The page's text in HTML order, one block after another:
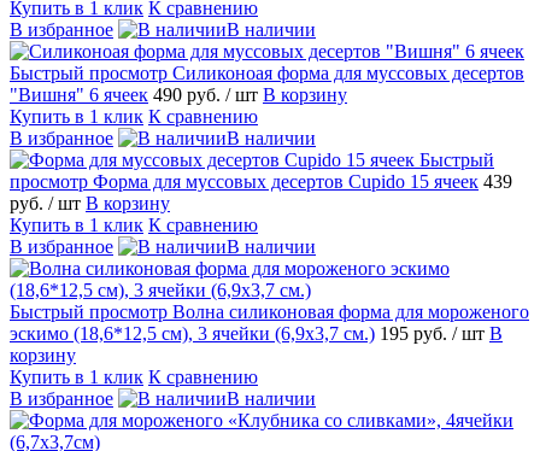
Купить в 1 клик К сравнению
В избранное
В наличии
Быстрый просмотр Силиконоая форма для муссовых десертов
"Вишня" 6 ячеек 490 руб. / шт В корзину
Купить в 1 клик К сравнению
В избранное
В наличии
Быстрый
просмотр Форма для муссовых десертов Cupido 15 ячеек 439
руб. / шт В корзину
Купить в 1 клик К сравнению
В избранное
В наличии
Быстрый просмотр Волна силиконовая форма для мороженого
эскимо (18,6*12,5 см), 3 ячейки (6,9х3,7 см.) 195 руб. / шт В
корзину
Купить в 1 клик К сравнению
В избранное
В наличии